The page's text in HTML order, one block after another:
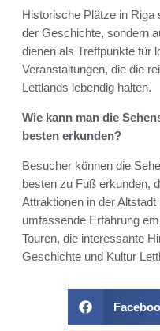
Historische Plätze in Riga
der Geschichte, sondern
dienen als Treffpunkte für
Veranstaltungen, die die
Lettlands lebendig halten.
Wie kann man die
besten erkunden?
Besucher können die
besten zu Fuß erkunden,
Attraktionen in der
umfassende Erfahrung
Touren, die interessante
Geschichte und Kultur